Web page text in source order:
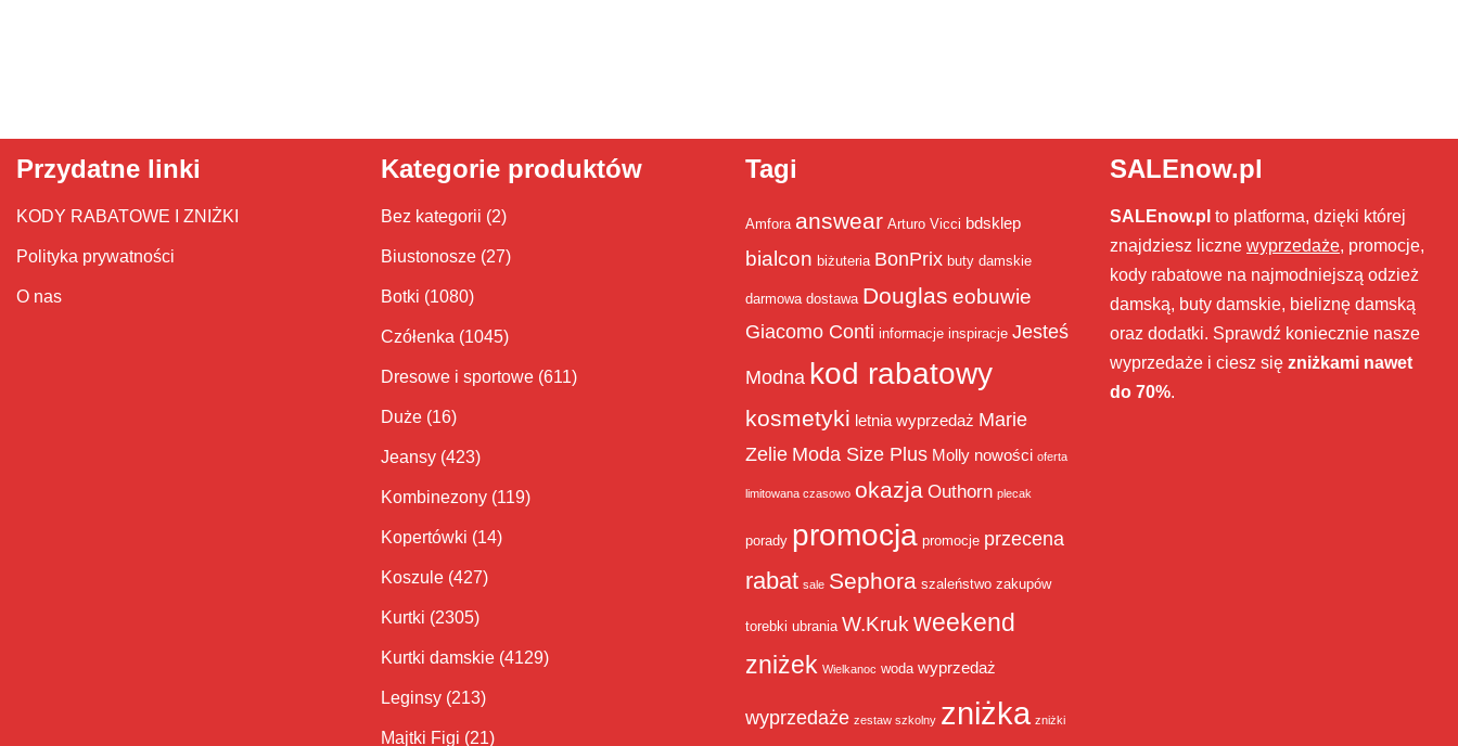
Przydatne linki
KODY RABATOWE I ZNIŻKI
Polityka prywatności
O nas
Kategorie produktów
Bez kategorii (2)
Biustonosze (27)
Botki (1080)
Czółenka (1045)
Dresowe i sportowe (611)
Duże (16)
Jeansy (423)
Kombinezony (119)
Kopertówki (14)
Koszule (427)
Kurtki (2305)
Kurtki damskie (4129)
Leginsy (213)
Majtki Figi (21)
Tagi
Amfora answear Arturo Vicci bdsklep
bialcon biżuteria BonPrix buty damskie
darmowa dostawa Douglas eobuwie
Giacomo Conti informacje inspiracje Jesteś
Modna kod rabatowy
kosmetyki letnia wyprzedaż Marie
Zelie Moda Size Plus Molly nowości oferta
limitowana czasowo okazja Outhorn plecak
porady promocja promocje przecena
rabat sale Sephora szaleństwo zakupów
torebki ubrania W.Kruk weekend
zniżek Wielkanoc woda wyprzedaż
wyprzedaże zestaw szkolny zniżka zniżki
SALEnow.pl
SALEnow.pl to platforma, dzięki której
znajdziesz liczne wyprzedaże, promocje,
kody rabatowe na najmodniejszą odzież
damską, buty damskie, bieliznę damską
oraz dodatki. Sprawdź koniecznie nasze
wyprzedaże i ciesz się zniżkami nawet
do 70%.